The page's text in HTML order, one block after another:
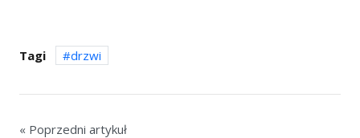
Tagi drzwi
« Poprzedni artykuł